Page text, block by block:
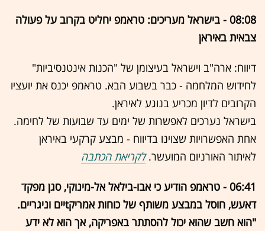
08:08 - בישראל מעריכים: טראמפ יחליט בקרוב על פעולה
צבאית באיראן
דיווח: ארה"ב וישראל בעיצומן של "הכנות אינטנסיביות"
לחידוש המלחמה - כבר בשבוע הבא. טראמפ יכנס את יועציו
הקרובים לדיון מכריע בנוגע לאיראן.
בישראל נערכים לאפשרות של ימים עד שבועות של לחימה.
אחת האפשרויות שצוינו בדיווח - מבצע קרקעי באיראן
לאיתור האורניום המועשר.לקריאת הכתבה
06:41 - טראמפ הודיע כי אבו-בילאל אל-מינוקי, סגן מפקד
דאעש, חוסל במבצע משותף של כוחות אמריקtיים וניגריים.
"הוא חשב שהוא יכול להסתתר באפריקה, אך הוא לא ידע